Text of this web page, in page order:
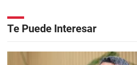
Te Puede Interesar